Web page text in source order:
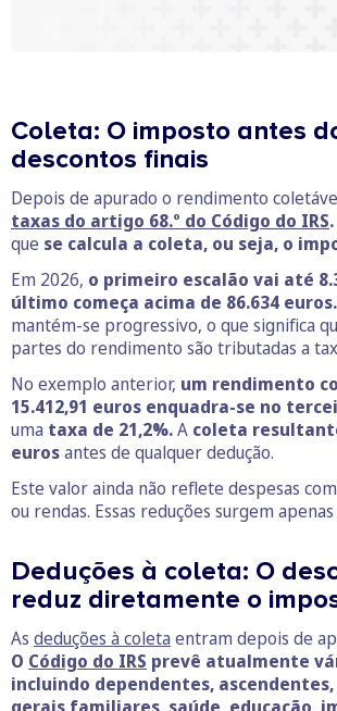
Coleta: O imposto antes
descontos finais
Depois de apurado o rendimento
taxas do artigo 68.º do Código do IRS.
que se calcula a coleta, ou seja, o
Em 2026, o primeiro escalão vai até
último começa acima de 86.634 euros.
mantém-se progressivo, o que significa
partes do rendimento são tributadas a
No exemplo anterior, um rendimento
15.412,91 euros enquadra-se no
uma taxa de 21,2%.A coleta
eurosantes de qualquer dedução.
Este valor ainda não reflete despesas
ou rendas. Essas reduções surgem
Deduções à coleta: O
reduz diretamente o
As deduções à coleta entram depois de
O Código do IRS prevê atualmente
incluindo dependentes, ascendentes,